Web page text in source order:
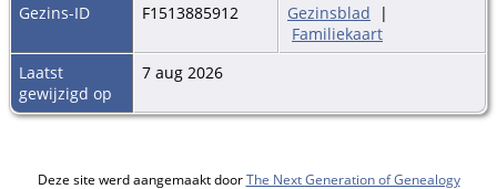
Gezins-ID
F1513885912 Gezinsblad |
Familiekaart
Laatst
gewijzigd op
7 aug 2026
Deze site werd aangemaakt doorThe Next Generation of Genealogy